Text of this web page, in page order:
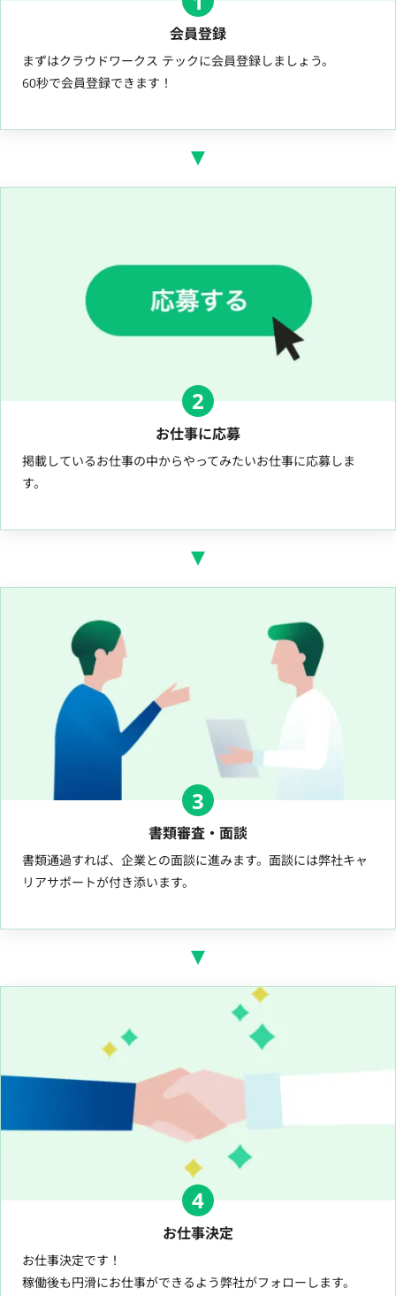
会員登録
まずはクラウドワークス テックに会員登録しましょう。
60秒で会員登録できます！
2
お仕事に応募
掲載しているお仕事の中からやってみたいお仕事に応募しま
す。
3
書類審査・面談
書類通過すれば、企業との面談に進みます。面談には弊社キャ
リアサポートが付き添います。
4
お仕事決定
お仕事決定です！
稼働後も円滑にお仕事ができるよう弊社がフォローします。